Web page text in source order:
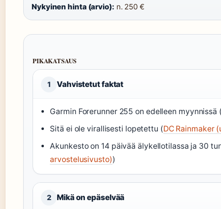
Nykyinen hinta (arvio): n. 250 €
PIKAKATSAUS
1 Vahvistetut faktat
Garmin Forerunner 255 on edelleen myynnissä
Sitä ei ole virallisesti lopetettu (DC Rainmaker
Akunkesto on 14 päivää älykellotilassa ja 30
arvostelusivusto))
2 Mikä on epäselvää